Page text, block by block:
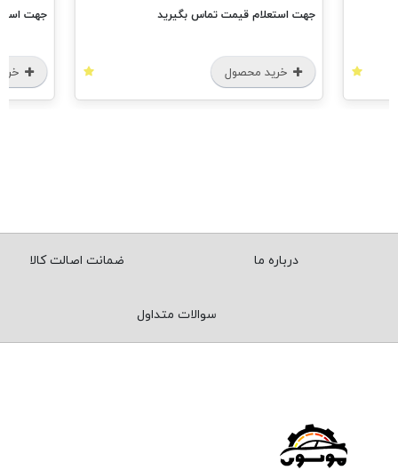
جهت استعلام قیمت تماس بگیرید
خرید محصول
جهت
خرید
درباره ما ضمانت اصالت کالا
سوالات متداول